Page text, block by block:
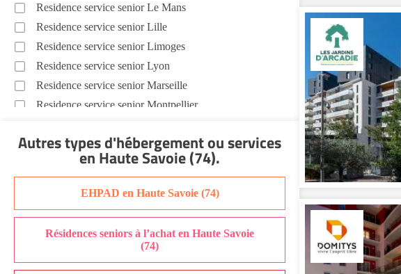
Residence service senior Le Mans
Residence service senior Lille
Residence service senior Limoges
Residence service senior Lyon
Residence service senior Marseille
Residence service senior Montpellier
Residence service senior Nantes
Residence service senior Nîmes
Residence service senior Rennes
Residence service senior Strasbourg
Residence service senior Toulouse
Autres types d'hébergement ou services
en Haute Savoie (74).
EHPAD en Haute Savoie (74)
Résidences seniors à l’achat en Haute Savoie
(74)